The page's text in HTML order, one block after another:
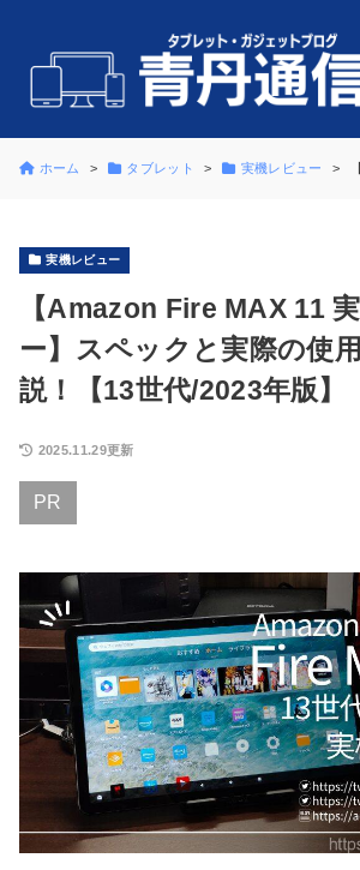
ホーム タブレット 実機レビュー
実機レビュー
【Amazon Fire MAX 11
ー】スペックと実際の使
説！【13世代/2023年版】
2025.11.29更新
PR